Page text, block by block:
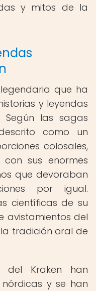
y mitos de la
que ha
y leyendas
las sagas
como un
colosales,
sus enormes
que devoraban
por igual.
científicas de su
avistamientos del
tradición oral de
del Kraken han
y se han